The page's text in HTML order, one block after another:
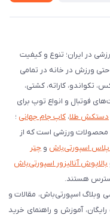
در ایران؛ تنوع و کیفیت
ورزش در خانه در تمامی
تکواندو، کاراته، کشتی،
فوتبال و انواع توپ برای
دستکش طلا، کاپ جام جهانی ؛
محصولات ورزشی است که از
پلاس اسپورتی‌باش و چتر
بالاپوش آنالیزور اسپورتی‌باش
هستند.
اسپورتی‌باش، مقالات و
آموزش و راهنمای خرید